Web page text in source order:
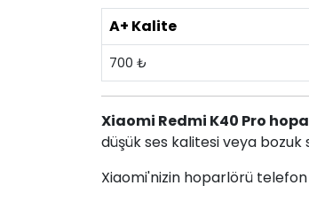
A+ Kalite
700 ₺
Xiaomi Redmi K40 Pro
düşük ses kalitesi veya bozuk
Xiaomi'nizin hoparlörü